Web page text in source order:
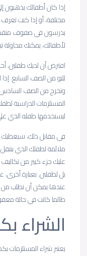
إذا كان أطفالك
مختلفة، أو إذا كنت
يدرسون في صفوف
لأطفالك، يمكنك محاولة
افترض أن لديك طفلين،
للتو من الصف السابع.
وتخرج من الصف السادس.
المستلزمات الدراسية
ليستخدمها طفله الذي
في مقابل ذلك، سيعطيك
ملائمة لطفلك الذي
عليك جزء كبير من
بل لطفلين. بعبارة أخرى،
عندها يمكن أن تطلب من
طالما كانت في حالة
الشراء
يعتبر شراء المستلزمات